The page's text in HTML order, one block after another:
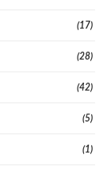
(17)
(28)
(42)
(5)
(1)